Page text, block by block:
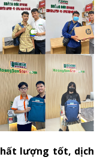
lượng tốt, dịch